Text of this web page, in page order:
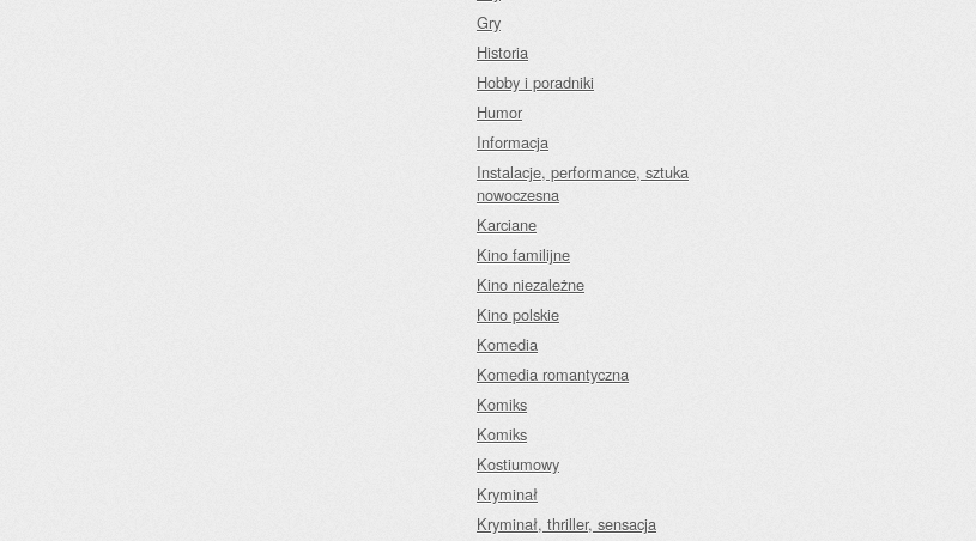
Gry
Historia
Hobby i poradniki
Humor
Informacja
Instalacje, performance, sztuka
nowoczesna
Karciane
Kino familijne
Kino niezależne
Kino polskie
Komedia
Komedia romantyczna
Komiks
Komiks
Kostiumowy
Kryminał
Kryminał, thriller, sensacja